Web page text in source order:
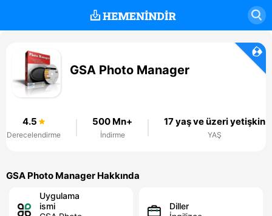
GSA Photo Manager
4.5
Derecelendirme
500 Mn+
İndirme
17 yaş ve üzeri yetişkin
YAŞ
GSA Photo Manager Hakkında
Uygulama
ismi
Diller